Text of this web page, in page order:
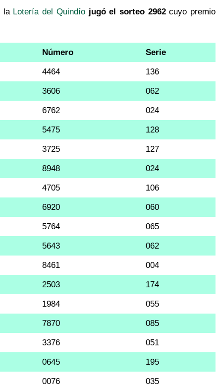
la Lotería del Quindío jugó el sorteo 2962cuyo premio
Número Serie
4464 136
3606 062
6762 024
5475 128
3725 127
8948 024
4705 106
6920 060
5764 065
5643 062
8461 004
2503 174
1984 055
7870 085
3376 051
0645 195
0076 035